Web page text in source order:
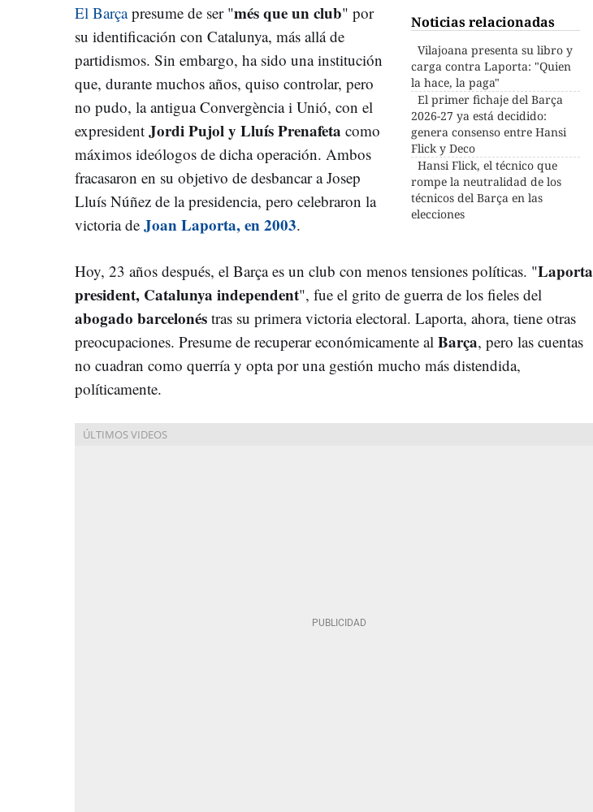
Noticias relacionadas
Vilajoana presenta su libro y
carga contra Laporta: "Quien
la hace, la paga"
El primer fichaje del Barça
2026-27 ya está decidido:
genera consenso entre Hansi
Flick y Deco
Hansi Flick, el técnico que
rompe la neutralidad de los
técnicos del Barça en las
elecciones
El Barçapresume de ser "més que un club" por
su identificación con Catalunya, más allá de
partidismos. Sin embargo, ha sido una institución
que, durante muchos años, quiso controlar, pero
no pudo, la antigua Convergència i Unió, con el
expresident Jordi Pujol y Lluís Prenafeta como
máximos ideólogos de dicha operación. Ambos
fracasaron en su objetivo de desbancar a Josep
Lluís Núñez de la presidencia, pero celebraron la
victoria de Joan Laporta, en 2003.
Hoy, 23 años después, el Barça es un club con menos tensiones políticas. "Laporta
president, Catalunya independent", fue el grito de guerra de los fieles del
abogado barcelonés tras su primera victoria electoral. Laporta, ahora, tiene otras
preocupaciones. Presume de recuperar económicamente al Barça, pero las cuentas
no cuadran como querría y opta por una gestión mucho más distendida,
políticamente.